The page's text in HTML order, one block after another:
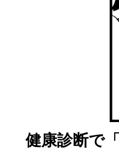
健康診断で